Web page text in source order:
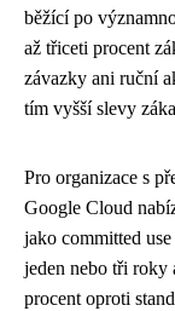
běžící po
až třiceti procent
závazky ani ruční
tím vyšší slevy
Pro organizace s
Google Cloud
jako committed
jeden nebo tři roky
procent oproti